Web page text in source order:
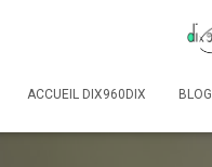
ACCUEIL DIX960DIX BLOG